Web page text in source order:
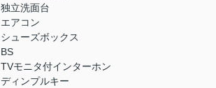
独立洗面台
エアコン
シューズボックス
BS
TVモニタ付インターホン
ディンプルキー